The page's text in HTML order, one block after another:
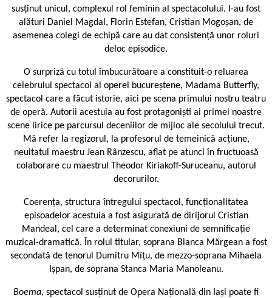
susținut unicul, complexul rol feminin al spectacolului. I-au fost
alături Daniel Magdal, Florin Estefan, Cristian Mogoșan, de
asemenea colegi de echipă care au dat consistență unor roluri
deloc episodice.
O surpriză cu totul îmbucurătoare a constituit-o reluarea
celebrului spectacol al operei bucureștene, Madama Butterfly,
spectacol care a făcut istorie, aici pe scena primului nostru teatru
de operă. Autorii acestuia au fost protagoniști ai primei noastre
scene lirice pe parcursul deceniilor de mijloc ale secolului trecut.
Mă refer la regizorul, la profesorul de temeinică acțiune,
neuitatul maestru Jean Rânzescu, aflat pe atunci în fructuoasă
colaborare cu maestrul Theodor Kiriakoff-Suruceanu, autorul
decorurilor.
Coerența, structura întregului spectacol, funcționalitatea
episoadelor acestuia a fost asigurată de dirijorul Cristian
Mandeal, cel care a determinat conexiuni de semnificație
muzical-dramatică. În rolul titular, soprana Bianca Mărgean a fost
secondată de tenorul Dumitru Mîțu, de mezzo-soprana Mihaela
Ișpan, de soprana Stanca Maria Manoleanu.
Boema, spectacol susținut de Opera Națională din Iași poate fi